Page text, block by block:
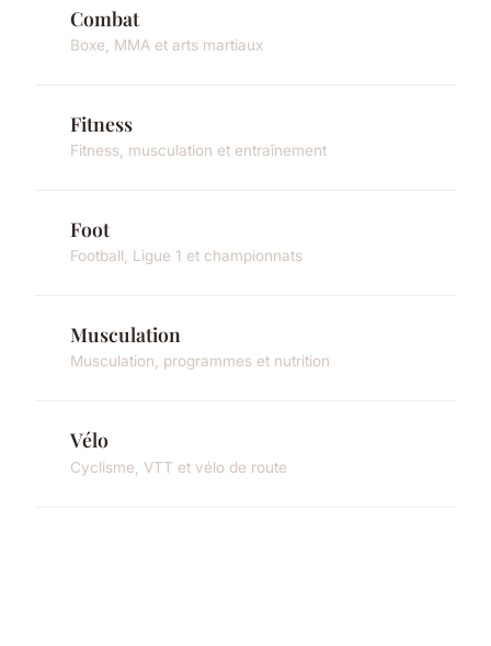
Combat
Boxe, MMA et arts martiaux
Fitness
Fitness, musculation et entraînement
Foot
Football, Ligue 1 et championnats
Musculation
Musculation, programmes et nutrition
Vélo
Cyclisme, VTT et vélo de route